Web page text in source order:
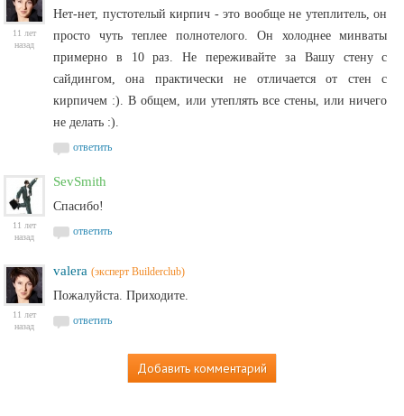
11 лет
назад
Нет-нет, пустотелый кирпич - это вообще не утеплитель, он
просто чуть теплее полнотелого. Он холоднее минваты
примерно в 10 раз. Не переживайте за Вашу стену с
сайдингом, она практически не отличается от стен с
кирпичем :). В общем, или утеплять все стены, или ничего
не делать :).
ответить
11 лет
назад
SevSmith
Спасибо!
ответить
11 лет
назад
valera (эксперт Builderclub)
Пожалуйста. Приходите.
ответить
Добавить комментарий